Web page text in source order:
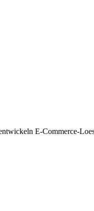
E-Commerce-